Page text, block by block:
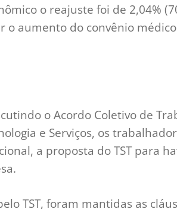
o reajuste foi de 2,04%
aumento do convênio
o Acordo Coletivo de
e Serviços, os
a proposta do TST para
TST, foram mantidas as